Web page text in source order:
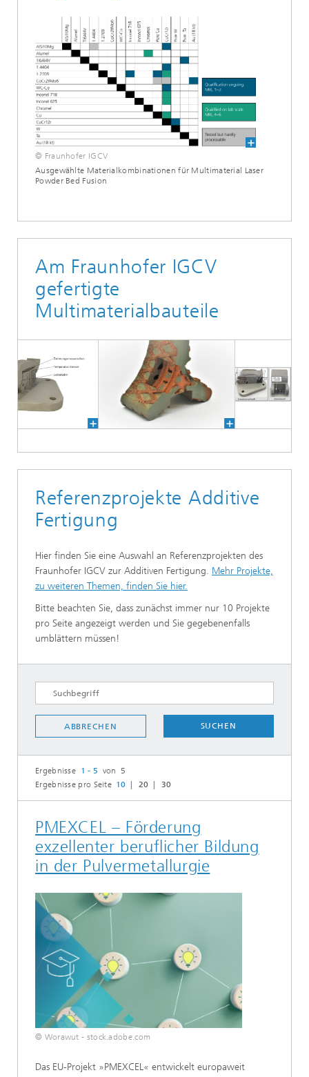
© Fraunhofer IGCV
Ausgewählte Materialkombinationen für Multimaterial Laser
Powder Bed Fusion
Am Fraunhofer IGCV
gefertigte
Multimaterialbauteile
Referenzprojekte Additive
Fertigung
Hier finden Sie eine Auswahl an Referenzprojekten des
Fraunhofer IGCV zur Additiven Fertigung. Mehr Projekte,
zu weiteren Themen, finden Sie hier.
Bitte beachten Sie, dass zunächst immer nur 10 Projekte
pro Seite angezeigt werden und Sie gegebenenfalls
umblättern müssen!
ABBRECHEN SUCHEN
Ergebnisse 1 - 5 von 5
Ergebnisse pro Seite 10 20 30
PMEXCEL – Förderung
exzellenter beruflicher Bildung
in der Pulvermetallurgie
© Worawut - stock.adobe.com
Das EU-Projekt »PMEXCEL« entwickelt europaweit